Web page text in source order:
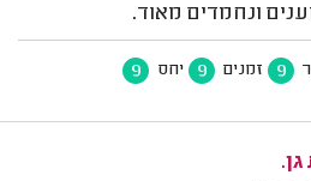
ונחמדים מאוד.
9 זמנים 9 יחס 9